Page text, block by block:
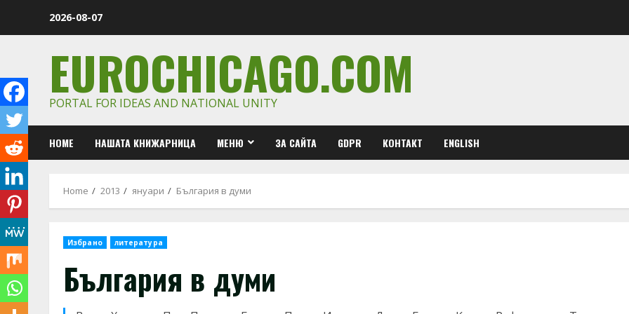
2026-08-07
EUROCHICAGO.COM
PORTAL FOR IDEAS AND NATIONAL UNITY
HOME НАШАТА КНИЖАРНИЦА МЕНЮ ЗА САЙТА GDPR КОНТАКТ ENGLISH
Home 2013 януари България в думи
Избрано литература
България в думи